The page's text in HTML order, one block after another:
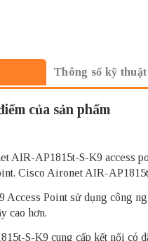
Thông số kỹ thuật
của sản phẩm
AIR-AP1815t-S-K9 access
Cisco Aironet AIR-
Point sử dụng công
cao hơn.
S-K9 cung cấp kết nối có